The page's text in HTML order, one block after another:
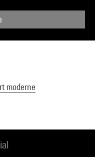
moderne